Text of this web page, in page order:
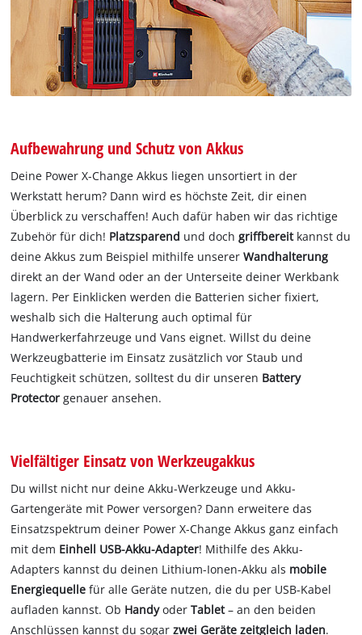
Aufbewahrung und Schutz von Akkus
Deine Power X-Change Akkus liegen unsortiert in der
Werkstatt herum? Dann wird es höchste Zeit, dir einen
Überblick zu verschaffen! Auch dafür haben wir das richtige
Zubehör für dich! Platzsparend und dochgriffbereit kannst du
deine Akkus zum Beispiel mithilfe unsererWandhalterung
direkt an der Wand oder an der Unterseite deiner Werkbank
lagern. Per Einklicken werden die Batterien sicher fixiert,
weshalb sich die Halterung auch optimal für
Handwerkerfahrzeuge und Vans eignet. Willst du deine
Werkzeugbatterie im Einsatz zusätzlich vor Staub und
Feuchtigkeit schützen, solltest du dir unseren Battery
Protector genauer ansehen.
Vielfältiger Einsatz von Werkzeugakkus
Du willst nicht nur deine Akku-Werkzeuge und Akku-
Gartengeräte mit Power versorgen? Dann erweitere das
Einsatzspektrum deiner Power X-Change Akkus ganz einfach
mit dem Einhell USB-Akku-Adapter! Mithilfe des Akku-
Adapters kannst du deinen Lithium-Ionen-Akku als mobile
Energiequelle für alle Geräte nutzen, die du per USB-Kabel
aufladen kannst. Ob HandyoderTablet– an den beiden
Anschlüssen kannst du sogarzwei Geräte zeitgleich laden.